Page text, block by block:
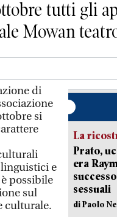
tutti gli
Mowan
di
si
e
possibile
sul
culturale.
La
Prato,
era
sessuali
di Paolo